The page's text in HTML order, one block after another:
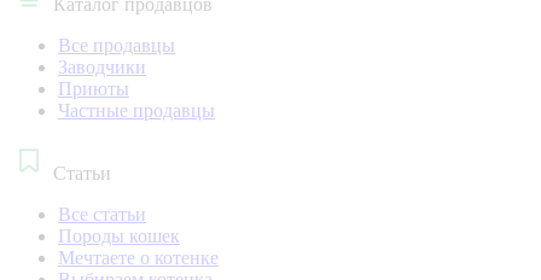
Каталог продавцов
Все продавцы
Заводчики
Приюты
Частные продавцы
Статьи
Все статьи
Породы кошек
Мечтаете о котенке